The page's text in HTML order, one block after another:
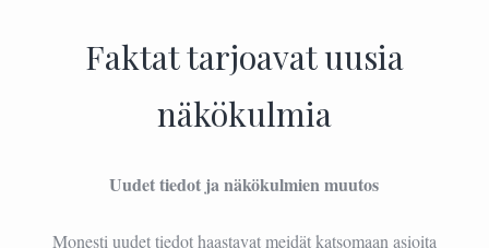
Faktat tarjoavat uusia
näkökulmia
Uudet tiedot ja näkökulmien muutos
Monesti uudet tiedot haastavat meidät katsomaan asioita